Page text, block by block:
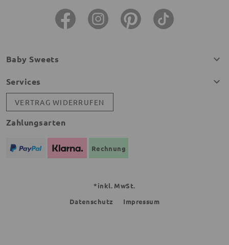
Baby Sweets
Services
VERTRAG WIDERRUFEN
Zahlungsarten
Rechnung
*inkl. MwSt.
Datenschutz
Impressum